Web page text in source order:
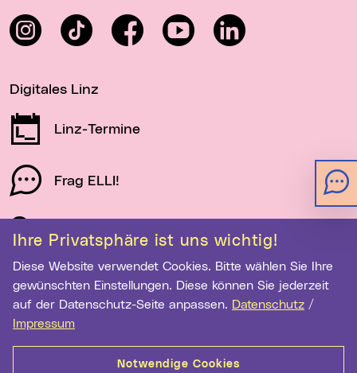
Ihre Privatsphäre ist uns wichtig!
Diese Website verwendet Cookies. Bitte wählen Sie Ihre
gewünschten Einstellungen. Diese können Sie jederzeit
auf der Datenschutz-Seite anpassen. Datenschutz /
Impressum
Notwendige Cookies
InstagramTikTok FacebookYouTube LinkedIn
Digitales Linz
Linz-Termine
Frag ELLI!
Schau auf Linz
Newsletter-Anmeldung
E-Mail-Adresse eingeben